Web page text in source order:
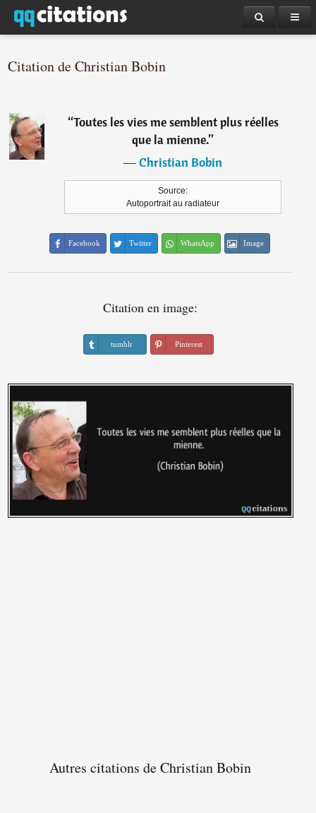
Citation de Christian Bobin
“Toutes les vies me semblent plus réelles
que la mienne.”
―Christian Bobin
Source:
Autoportrait au radiateur
Facebook Twitter WhatsApp Image
Citation en image:
tumblr Pinterest
Autres citations de Christian Bobin